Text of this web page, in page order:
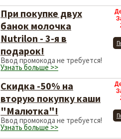
При покупке двух
банок молочка
Nutrilon - 3-я в
подарок!
Ввод промокода не требуется!
Узнать больше >>
Скидка -50% на
вторую покупку каши
"Малютка"!
Ввод промокода не требуется!
Узнать больше >>